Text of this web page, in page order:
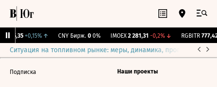
115,35 +0,15%↑ CNY Бирж. 0 0% IMOEX 2 281,31 -0,2%↓ RGBITR 777,42
Ситуация на топливном рынке: меры, динамика, прогнозы
Подписка Наши проекты